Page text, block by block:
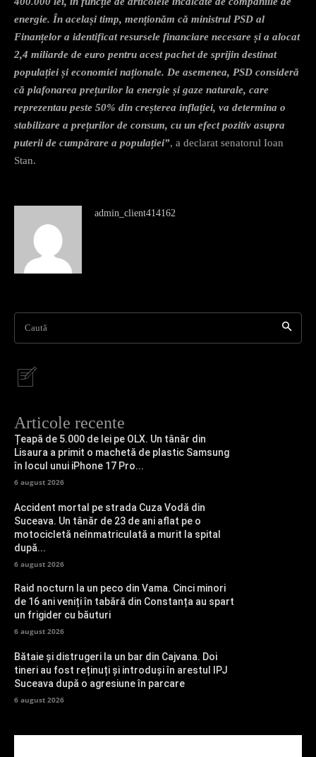
energie. În același timp, menționăm că ministrul PSD al
Finanțelor a identificat resursele financiare necesare și a alocat
2,4 miliarde de euro pentru acest pachet de sprijin destinat
populației și economiei naționale. De asemenea, PSD consideră
că plafonarea prețurilor la energie și gaze naturale, care
reprezentau peste 50% din creșterea inflației, va determina o
stabilizare a prețurilor de consum, cu un efect pozitiv asupra
puterii de cumpărare a populației”, a declarat senatorul Ioan
Stan.
admin_client414162
Caută
Articole recente
Țeapă de 5.000 de lei pe OLX. Un tânăr din
Lisaura a primit o machetă de plastic Samsung
în locul unui iPhone 17 Pro...
6 august 2026
Accident mortal pe strada Cuza Vodă din
Suceava. Un tânăr de 23 de ani aflat pe o
motocicletă neînmatriculată a murit la spital
după...
6 august 2026
Raid nocturn la un peco din Vama. Cinci minori
de 16 ani veniți în tabără din Constanța au spart
un frigider cu băuturi
6 august 2026
Bătaie și distrugeri la un bar din Cajvana. Doi
tineri au fost reținuți și introduși în arestul IPJ
Suceava după o agresiune în parcare
6 august 2026